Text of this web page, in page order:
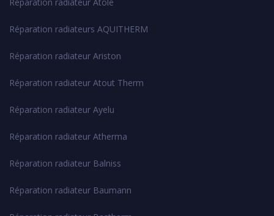
Réparation radiateurs AQUITHERM
Réparation radiateur Ariston
Réparation radiateur Atout Therm
Réparation radiateur Ayelu
Réparation radiateur Atherma
Réparation radiateur Balniss
Réparation radiateur Baumann